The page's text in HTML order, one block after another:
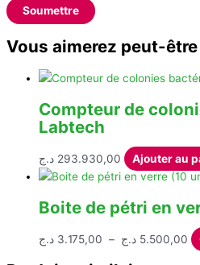
Vous aimerez peut-
Compteur de
Labtech
293.930,00 د.ج Ajouter au
Boite de pétri en
3.175,00 د.ج – 5.500,00 د.ج